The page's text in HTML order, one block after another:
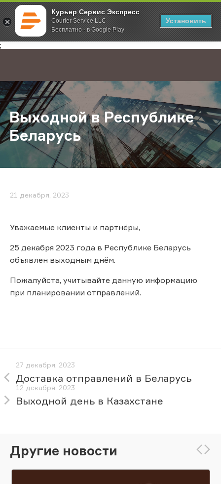
Курьер Сервис Экспресс
Courier Service LLC
Бесплатно - в Google Play
Установить
;
Главная О компании Новости Выходной в Республике Беларусь
Выходной в Республике
Беларусь
21 декабря, 2023
Уважаемые клиенты и партнёры,
25 декабря 2023 года в Республике Беларусь
объявлен выходным днём.
Пожалуйста, учитывайте данную информацию
при планировании отправлений.
27 декабря, 2023
Доставка отправлений в Беларусь
12 декабря, 2023
Выходной день в Казахстане
Другие новости